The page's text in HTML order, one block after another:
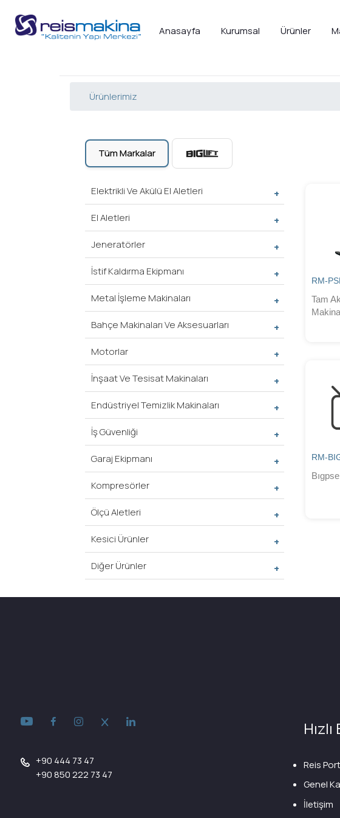
Anasayfa Kurumsal Ürünler
Ürünlerimiz
Tüm Markalar
Elektrikli Ve Akülü El Aletleri
El Aletleri
Jeneratörler
İstif Kaldırma Ekipmanı
Metal İşleme Makinaları
Bahçe Makinaları Ve Aksesuarları
Motorlar
İnşaat Ve Tesisat Makinaları
Endüstriyel Temizlik Makinaları
İş Güvenliği
Garaj Ekipmanı
Kompresörler
Ölçü Aletleri
Kesici Ürünler
Diğer Ürünler
RM-
Tam
RM-
+90 444 73 47
+90 850 222 73 47
Reis
Genel
İletişim